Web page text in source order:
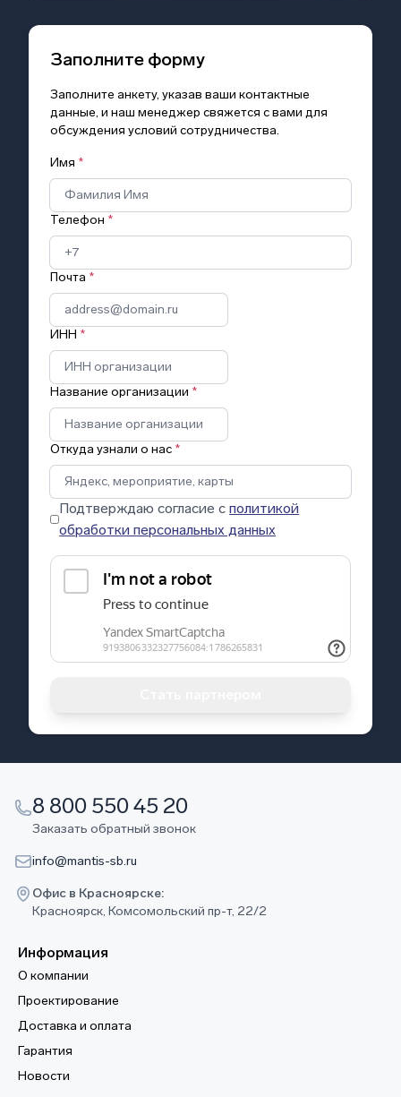
Заполните форму
Заполните анкету, указав ваши контактные
данные, и наш менеджер свяжется с вами для
обсуждения условий сотрудничества.
Имя *
Телефон *
Почта *
ИНН *
Название организации *
Откуда узнали о нас *
Подтверждаю согласие сполитикой
обработки персональных данных
8 800 550 45 20
Заказать обратный звонок
info@mantis-sb.ru
Офис в Красноярске:
Красноярск, Комсомольский пр-т, 22/2
Информация
О компании
Проектирование
Доставка и оплата
Гарантия
Новости